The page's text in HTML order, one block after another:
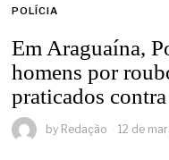
POLÍCIA
Em Araguaína,
homens por
praticados
by Redação 12 de